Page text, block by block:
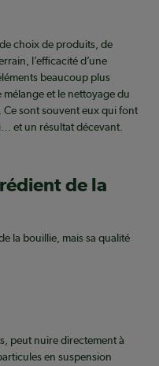
choix de produits, de
l’efficacité d’une
beaucoup plus
mélange et le nettoyage du
Ce sont souvent eux qui font
et un résultat décevant.
de la
la bouillie, mais sa qualité
peut nuire directement à
en suspension